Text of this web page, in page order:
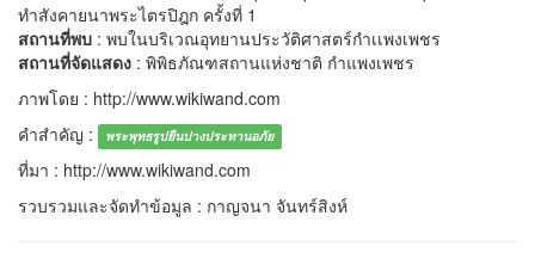
ทำสังคายนาพระไตรปิฎก ครั้งที่ 1
สถานที่พบ : พบในบริเวณอุทยานประวัติศาสตร์กำเเพงเพชร
สถานที่จัดแสดง : พิพิธภัณฑสถานแห่งชาติ กำแพงเพชร
ภาพโดย : http://www.wikiwand.com
คำสำคัญ :
พระพุทธรูปยืนปางประทานอภัย
ที่มา : http://www.wikiwand.com
รวบรวมและจัดทำข้อมูล : กาญจนา จันทร์สิงห์